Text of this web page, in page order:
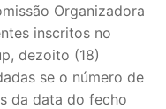
Organizadora
inscritos no
dezoito (18)
se o número de
da data do fecho